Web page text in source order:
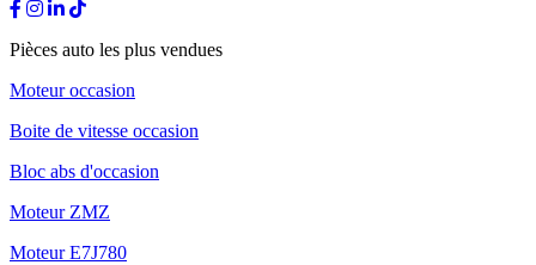
Pièces auto les plus vendues
Moteur occasion
Boite de vitesse occasion
Bloc abs d'occasion
Moteur ZMZ
Moteur E7J780